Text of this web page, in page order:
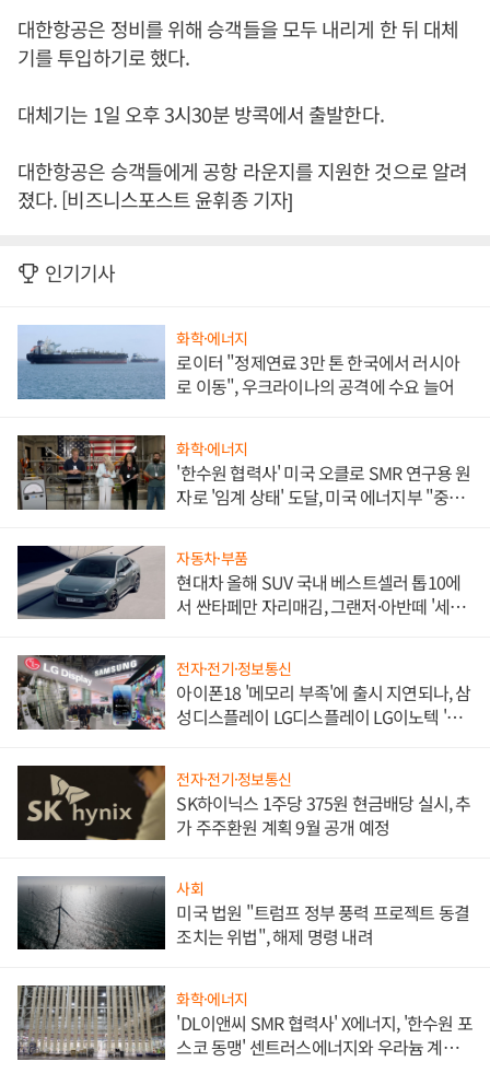
대한항공은 정비를 위해 승객들을 모두 내리게 한 뒤 대체
기를 투입하기로 했다.
대체기는 1일 오후 3시30분 방콕에서 출발한다.
대한항공은 승객들에게 공항 라운지를 지원한 것으로 알려
졌다. [비즈니스포스트 윤휘종 기자]
인기기사
화학·에너지
로이터 "정제연료 3만 톤 한국에서 러시아
로 이동", 우크라이나의 공격에 수요 늘어
화학·에너지
'한수원 협력사' 미국 오클로 SMR 연구용 원
자로 '임계 상태' 도달, 미국 에너지부 "중요
자동차·부품
현대차 올해 SUV 국내 베스트셀러 톱10에
서 싼타페만 자리매김, 그랜저·아반떼 '세단
전자·전기·정보통신
아이폰18 '메모리 부족'에 출시 지연되나, 삼
성디스플레이 LG디스플레이 LG이노텍 '탈
전자·전기·정보통신
SK하이닉스 1주당 375원 현금배당 실시, 추
가 주주환원 계획 9월 공개 예정
사회
미국 법원 "트럼프 정부 풍력 프로젝트 동결
조치는 위법", 해제 명령 내려
화학·에너지
'DL이앤씨 SMR 협력사' X에너지, '한수원 포
스코 동맹' 센트러스에너지와 우라늄 계약